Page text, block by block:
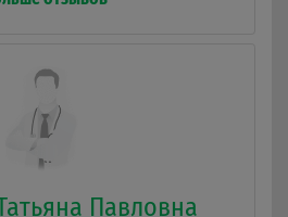
а главное -
проблемам детей. Это Наш
вам, Елена Фёдоровна, всех
всегда такой же
и востребованной.
Павловна